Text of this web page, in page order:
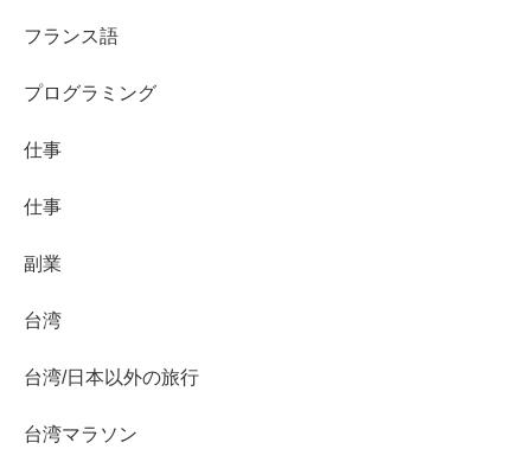
フランス語
プログラミング
仕事
仕事
副業
台湾
台湾/日本以外の旅行
台湾マラソン